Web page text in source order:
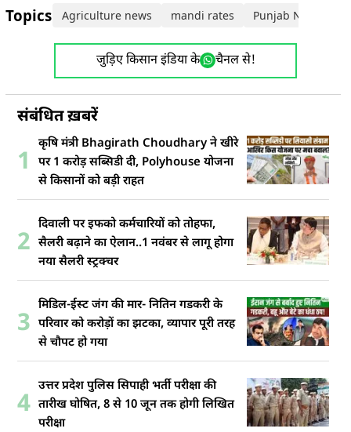
Topics: Agriculture news mandi rates Punjab News
जुड़िए किसान इंडिया के चैनल से!
संबंधित ख़बरें
1
कृषि मंत्री Bhagirath Choudhary ने खीरे
पर 1 करोड़ सब्सिडी दी, Polyhouse योजना
से किसानों को बड़ी राहत
2
दिवाली पर इफको कर्मचारियों को तोहफा,
सैलरी बढ़ाने का ऐलान..1 नवंबर से लागू होगा
नया सैलरी स्ट्रक्चर
3
मिडिल-ईस्ट जंग की मार- नितिन गडकरी के
परिवार को करोड़ों का झटका, व्यापार पूरी तरह
से चौपट हो गया
4
उत्तर प्रदेश पुलिस सिपाही भर्ती परीक्षा की
तारीख घोषित, 8 से 10 जून तक होगी लिखित
परीक्षा